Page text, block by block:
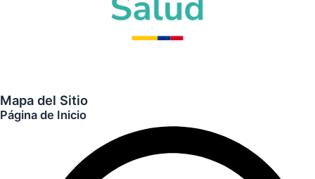
Mapa del Sitio
Página de Inicio